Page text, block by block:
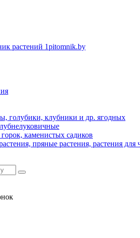
голубики, клубники и др. ягодных
каменистых садиков
пряные растения, растения для